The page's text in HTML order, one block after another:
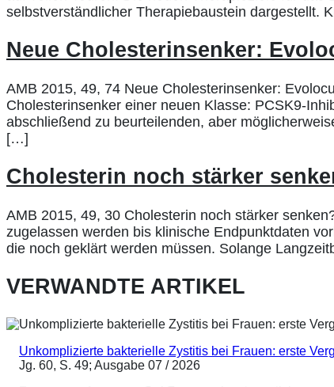
selbstverständlicher Therapiebaustein dargestellt.
Neue Cholesterinsenker:
AMB 2015, 49, 74 Neue Cholesterinsenker:
Cholesterinsenker einer neuen Klasse: PCSK9-
abschließend zu beurteilenden, aber
[…]
Cholesterin noch stärker
AMB 2015, 49, 30 Cholesterin noch stärker
zugelassen werden bis klinische Endpunktdaten
die noch geklärt werden müssen. Solange
VERWANDTE ARTIKEL
Unkomplizierte bakterielle Zystitis bei Frauen: erste
Jg. 60, S. 49; Ausgabe 07 / 2026